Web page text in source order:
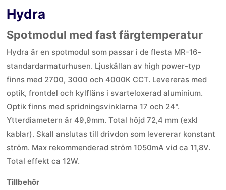
Hydra
Spotmodul med fast färgtemperatur
Hydra är en spotmodul som passar i de flesta MR-16-
standardarmaturhusen. Ljuskällan av high power-typ
finns med 2700, 3000 och 4000K CCT. Levereras med
optik, frontdel och kylfläns i svarteloxerad aluminium.
Optik finns med spridningsvinklarna 17 och 24°.
Ytterdiametern är 49,9mm. Total höjd 72,4 mm (exkl
kablar). Skall anslutas till drivdon som levererar konstant
ström. Max rekommenderad ström 1050mA vid ca 11,8V.
Total effekt ca 12W.
Tillbehör